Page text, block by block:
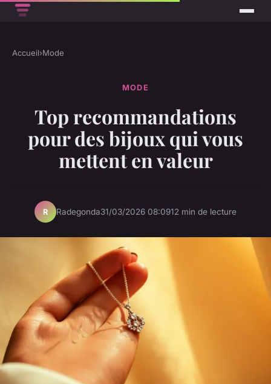
Accueil›Mode
MODE
Top recommandations
pour des bijoux qui vous
mettent en valeur
R Radegonda31/03/2026 08:0912 min de lecture